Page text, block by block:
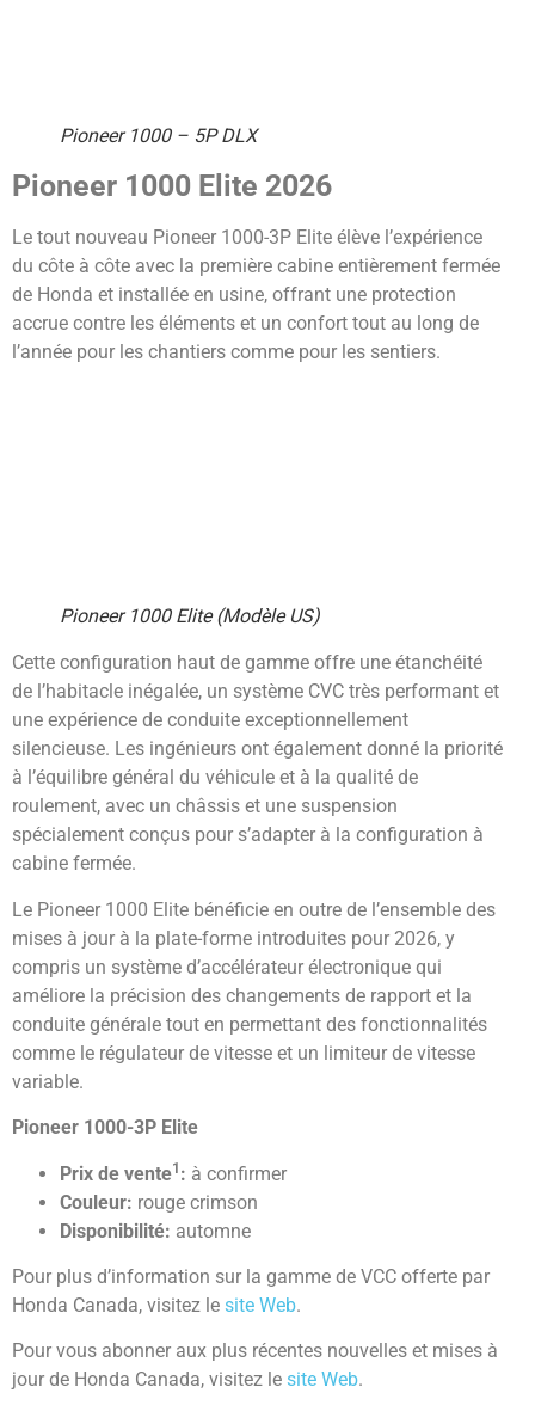
Pioneer 1000 – 5P DLX
Pioneer 1000 Elite 2026
Le tout nouveau Pioneer 1000-3P Elite élève l’expérience
du côte à côte avec la première cabine entièrement fermée
de Honda et installée en usine, offrant une protection
accrue contre les éléments et un confort tout au long de
l’année pour les chantiers comme pour les sentiers.
Pioneer 1000 Elite (Modèle US)
Cette configuration haut de gamme offre une étanchéité
de l’habitacle inégalée, un système CVC très performant et
une expérience de conduite exceptionnellement
silencieuse. Les ingénieurs ont également donné la priorité
à l’équilibre général du véhicule et à la qualité de
roulement, avec un châssis et une suspension
spécialement conçus pour s’adapter à la configuration à
cabine fermée.
Le Pioneer 1000 Elite bénéficie en outre de l’ensemble des
mises à jour à la plate-forme introduites pour 2026, y
compris un système d’accélérateur électronique qui
améliore la précision des changements de rapport et la
conduite générale tout en permettant des fonctionnalités
comme le régulateur de vitesse et un limiteur de vitesse
variable.
Pioneer 1000-3P Elite
Prix de vente1 : à confirmer
Couleur: rouge crimson
Disponibilité: automne
Pour plus d’information sur la gamme de VCC offerte par
Honda Canada, visitez le site Web.
Pour vous abonner aux plus récentes nouvelles et mises à
jour de Honda Canada, visitez le site Web.